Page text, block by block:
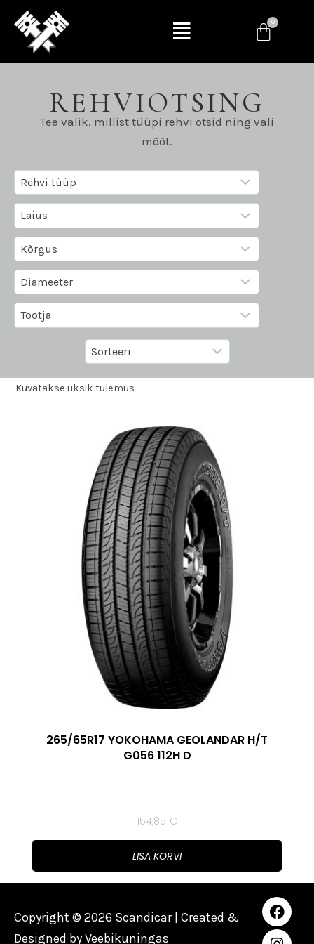
REHVIOTSING
Tee valik, millist tüüpi rehvi otsid ning vali
mõõt.
Kuvatakse üksik tulemus
265/65R17 YOKOHAMA GEOLANDAR H/T
G056 112H D
154,85 €
LISA KORVI
Copyright © 2026 Scandicar | Created &
Designed byVeebikuningas